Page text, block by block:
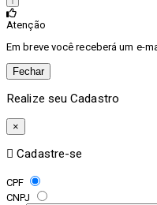
Atenção
Em breve você receberá um e-
Fechar
Realize seu Cadastro
×
Cadastre-se
CPF
CNPJ